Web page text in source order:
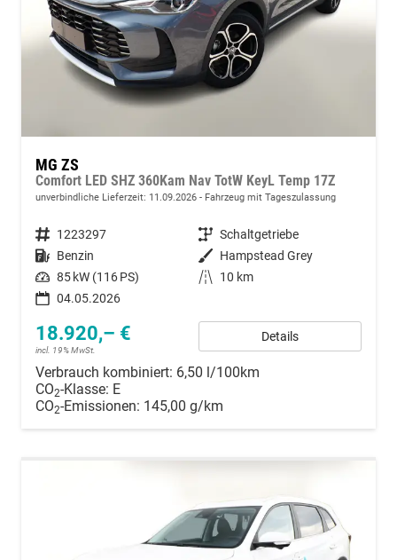
MG ZS
Comfort LED SHZ 360Kam Nav TotW KeyL Temp 17Z
unverbindliche Lieferzeit: 11.09.2026 Fahrzeug mit Tageszulassung
Fahrzeugnummer 1223297 Getriebe Schaltgetriebe
Kraftstoff Benzin Außenfarbe Hampstead Grey
Leistung 85 kW (116 PS) Kilometerstand
10 km
04.05.2026
18.920,– €
incl. 19% MwSt.
Details
Verbrauch kombiniert: 6,50 l/100km
CO2-Klasse: E
CO2-Emissionen: 145,00 g/km